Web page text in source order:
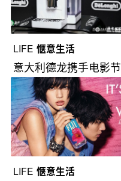
LIFE 惬意生活
意大利德龙携手电影节
&电视节
LIFE 惬意生活